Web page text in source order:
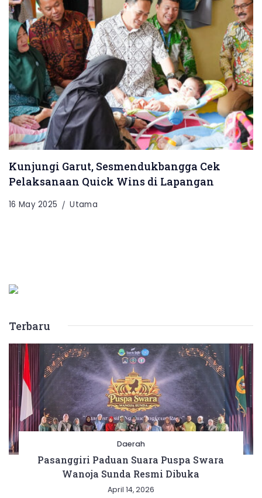
Kunjungi Garut, Sesmendukbangga Cek
Pelaksanaan Quick Wins di Lapangan
16 May 2025 Utama
Terbaru
Daerah
Pasanggiri Paduan Suara Puspa Swara
Wanoja Sunda Resmi Dibuka
April 14, 2026